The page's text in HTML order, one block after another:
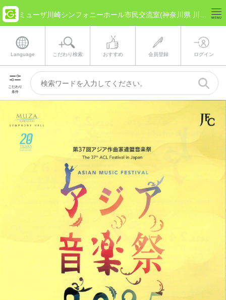
Language こだわり検索 おすすめ 会員登録 ログイン
こだわり
条件